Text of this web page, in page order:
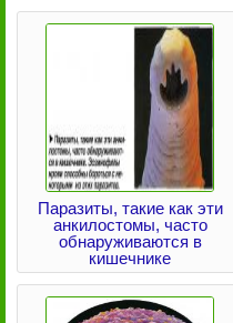
Паразиты, такие как эти
анкилостомы, часто
обнаруживаются в
кишечнике